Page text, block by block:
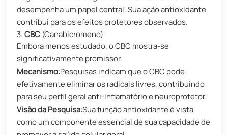
desempenha um papel central. Sua ação antioxidante
contribui para os efeitos protetores observados.
​3.CBC (Canabicromeno)
Embora menos estudado, o CBC mostra-se
significativamente promissor.
Mecanismo:​​Pesquisas indicam que o CBC pode
efetivamente eliminar os radicais livres, contribuindo
para seu perfil geral anti-inflamatório e neuroprotetor.
Visão da Pesquisa:​​Sua função antioxidante é vista
como um componente essencial de sua capacidade de